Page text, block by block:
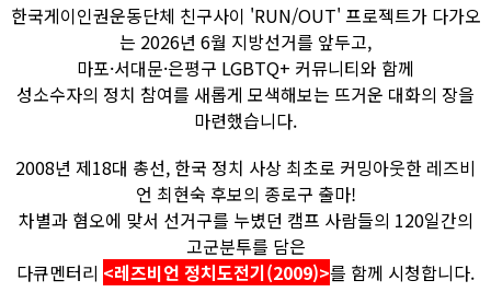
한국게이인권운동단체 친구사이 'RUN/OUT' 프로젝트가 다가오
는 2026년 6월 지방선거를 앞두고,
마포·서대문·은평구 LGBTQ+ 커뮤니티와 함께
성소수자의 정치 참여를 새롭게 모색해보는 뜨거운 대화의 장을
마련했습니다.
2008년 제18대 총선, 한국 정치 사상 최초로 커밍아웃한 레즈비
언 최현숙 후보의 종로구 출마!
차별과 혐오에 맞서 선거구를 누볐던 캠프 사람들의 120일간의
고군분투를 담은
다큐멘터리 <레즈비언 정치도전기(2009)>를 함께 시청합니다.